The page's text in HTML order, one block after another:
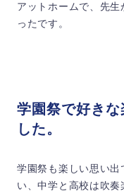
アットホームで、先
ったです。
学園祭で好き
した。
学園祭も楽しい思い
い、中学と高校は吹